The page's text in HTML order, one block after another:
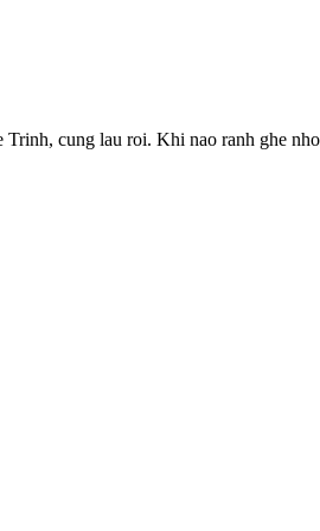
cung lau roi. Khi nao ranh ghe